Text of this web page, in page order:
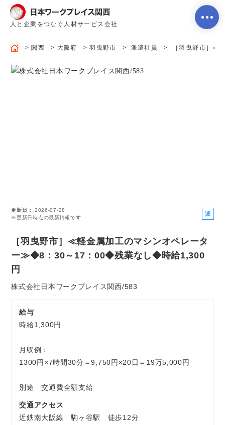
人と企業をつなぐ人材サービス会社
求人を探す
お気軽にご相談ください
関西 大阪府 羽曳野市 派遣社員 ［羽曳野市］≪
更新日
2026-07-28
※更新日時点の最新情報です
派
員
［羽曳野市］≪軽金属加工のマシンオペレータ
ー≫◆8：30～17：00◆残業なし◆時給1,300
円
株式会社日本ワークプレイス関西/583
給与
時給1,300円
月収例：
1300円×7時間30分＝9,750円×20日＝19万5,000円
別途 交通費全額支給
交通アクセス
近鉄南大阪線 駒ヶ谷駅 徒歩12分